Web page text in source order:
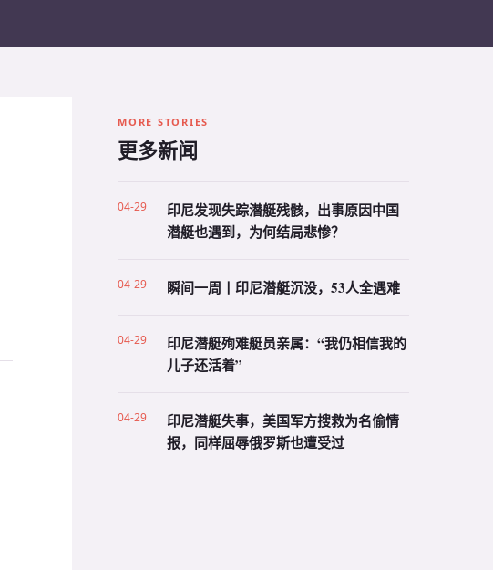
MORE STORIES
更多新闻
04-29
印尼发现失踪潜艇残骸，出事原因中国
潜艇也遇到，为何结局悲惨？
04-29 瞬间一周丨印尼潜艇沉没，53人全遇难
04-29
印尼潜艇殉难艇员亲属：“我仍相信我的
儿子还活着”
04-29
印尼潜艇失事，美国军方搜救为名偷情
报，同样屈辱俄罗斯也遭受过